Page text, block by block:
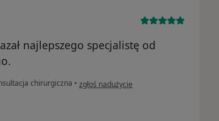
najlepszego specjalistę od
chirurgiczna • w opinii użytkownika MU
zgłoś nadużycie